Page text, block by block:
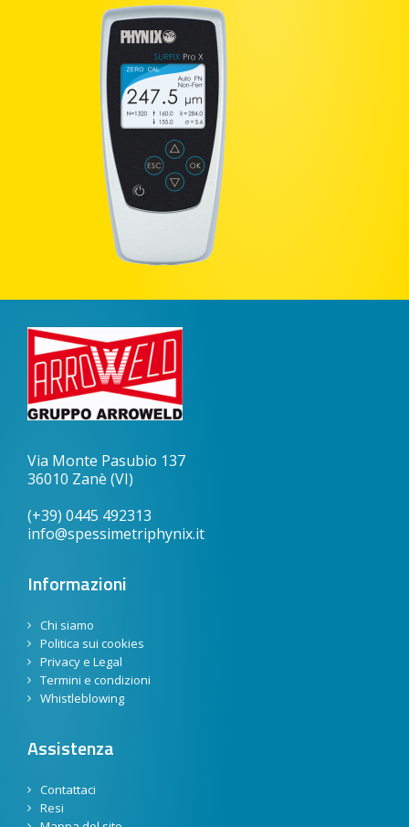
Via Monte Pasubio 137
36010 Zanè (VI)
(+39) 0445 492313
info@spessimetriphynix.it
Informazioni
Chi siamo
Politica sui cookies
Privacy e Legal
Termini e condizioni
Whistleblowing
Assistenza
Contattaci
Resi